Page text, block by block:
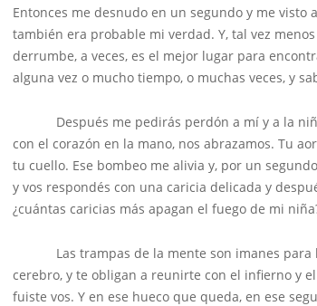
Entonces me desnudo en un segundo y me visto
también era probable mi verdad. Y, tal vez
derrumbe, a veces, es el mejor lugar para
alguna vez o mucho tiempo, o muchas veces, y
Después me pedirás perdón a mí y a la niña
con el corazón en la mano, nos abrazamos. Tu
tu cuello. Ese bombeo me alivia y, por un
y vos respondés con una caricia delicada y
¿cuántas caricias más apagan el fuego de mi
Las trampas de la mente son imanes para
cerebro, y te obligan a reunirte con el infierno y
fuiste vos. Y en ese hueco que queda, en ese